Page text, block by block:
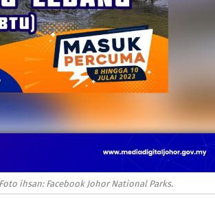
ihsan: Facebook Johor National Parks.